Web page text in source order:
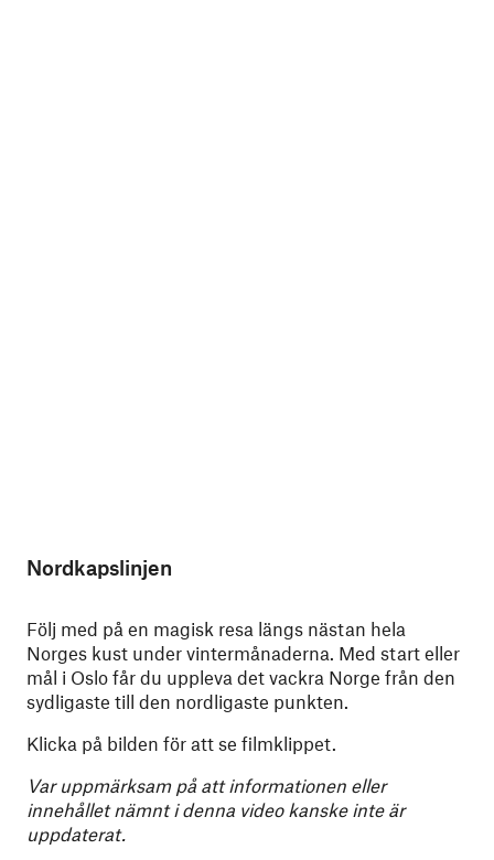
Nordkapslinjen
Följ med på en magisk resa längs nästan hela
Norges kust under vintermånaderna. Med start eller
mål i Oslo får du uppleva det vackra Norge från den
sydligaste till den nordligaste punkten.
Klicka på bilden för att se filmklippet.
Var uppmärksam på att informationen eller
innehållet nämnt i denna video kanske inte är
uppdaterat.